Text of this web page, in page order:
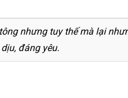
nhưng tuy thế mà lại
dịu, đáng yêu.